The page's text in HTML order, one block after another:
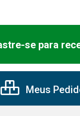
se para
Meus